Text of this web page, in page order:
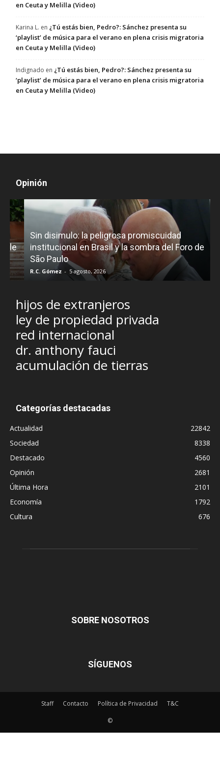
en Ceuta y Melilla (Video)
Karina L. en ¿Tú estás bien, Pedro?: Sánchez presenta su
‘playlist’ de música para el verano en plena crisis migratoria
en Ceuta y Melilla (Video)
Indignado en ¿Tú estás bien, Pedro?: Sánchez presenta su
‘playlist’ de música para el verano en plena crisis migratoria
en Ceuta y Melilla (Video)
Opinión
Sin disimulo: la peligrosa promiscuidad
institucional en Brasil y la sombra del Foro de
São Paulo
R.C. Gómez - 5 agosto, 2026
hijos de extranjeros
ley de propiedad privada
red internacional
dr. anthony fauci
acumulación de tierras
Categorías destacadas
Actualidad
22842
Sociedad
8338
Destacado
4560
Opinión
2681
Última Hora
2101
Economía
1792
Cultura
676
SOBRE NOSOTROS
SÍGUENOS
Staff Contacto Política de Privacidad T&C
©